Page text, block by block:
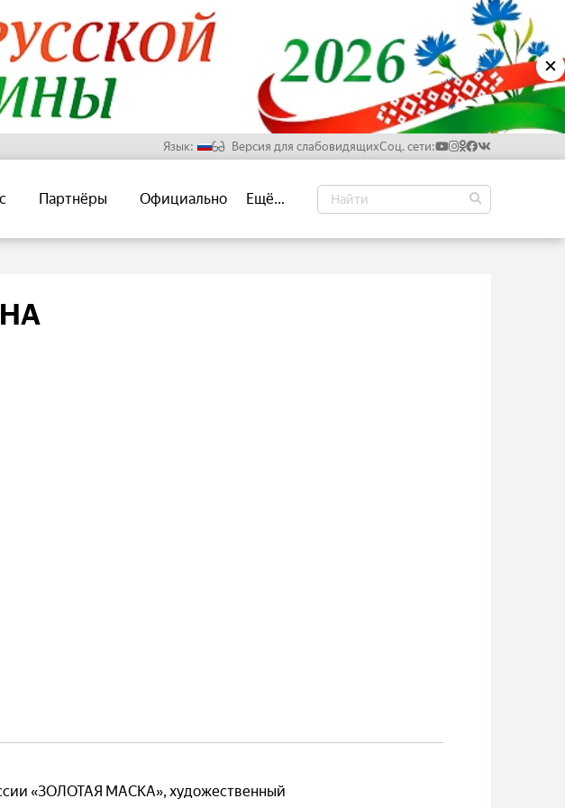
✕
Язык: Версия для слабовидящихСоц. сети:
Партнёры Официально Ещё...
«ЗОЛОТАЯ МАСКА», художественный